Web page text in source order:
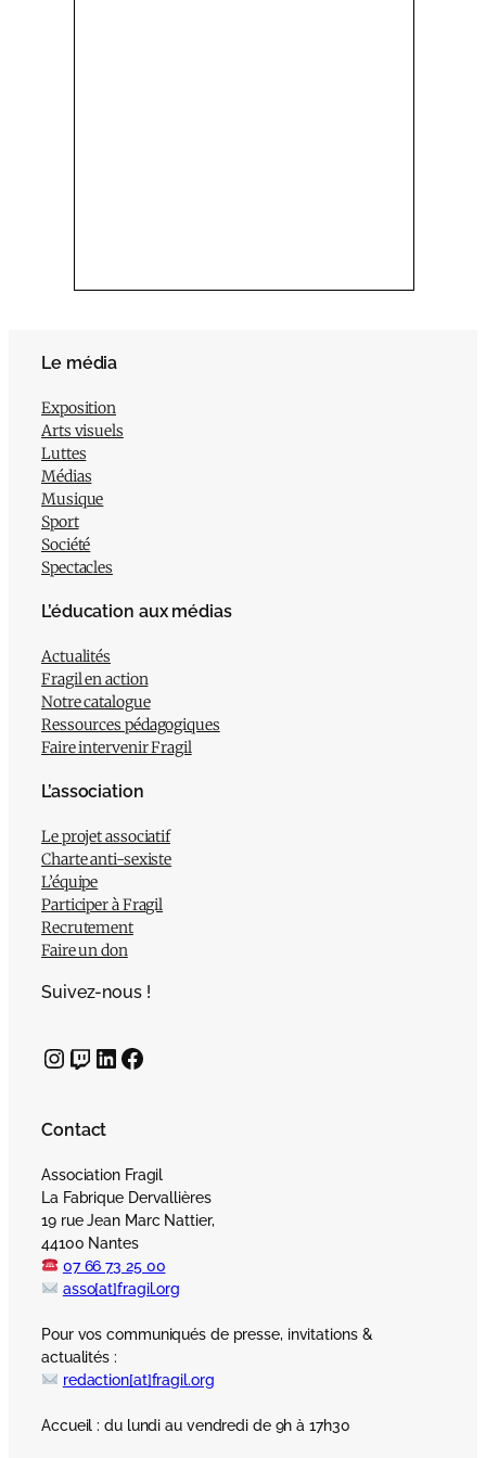
Le média
Exposition
Arts visuels
Luttes
Médias
Musique
Sport
Société
Spectacles
L’éducation aux médias
Actualités
Fragil en action
Notre catalogue
Ressources pédagogiques
Faire intervenir Fragil
L’association
Le projet associatif
Charte anti-sexiste
L’équipe
Participer à Fragil
Recrutement
Faire un don
Suivez-nous !
InstagramTwitch LinkedIn Facebook
Contact
Association Fragil
La Fabrique Dervallières
19 rue Jean Marc Nattier,
44100 Nantes
07 66 73 25 00
asso[at]fragil.org
Pour vos communiqués de presse, invitations &
actualités :
redaction[at]fragil.org
Accueil : du lundi au vendredi de 9h à 17h30